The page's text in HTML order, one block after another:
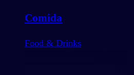
Comida
Food & Drinks